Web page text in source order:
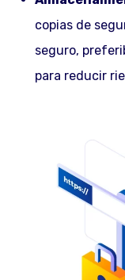
copias de
seguro,
para reducir